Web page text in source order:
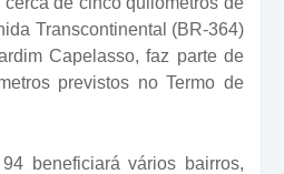
Transcontinental (BR-364)
Capelasso, faz parte de
previstos no Termo de
beneficiará vários bairros,